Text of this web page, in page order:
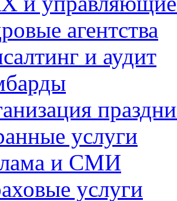
агентства
и аудит
услуги
и СМИ
услуги